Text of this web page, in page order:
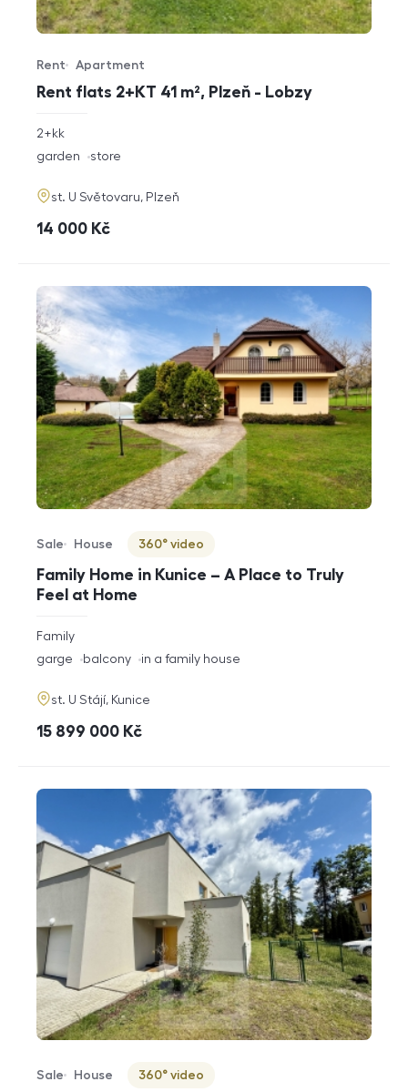
Rent flats 2+KT 41 m², Plzeň - Lobzy
Offer type
Rent
Property type
Apartment
rozměry
2+kk
funkce
garden store
adresa
st. U Světovaru, Plzeň
cena
14 000 Kč
Family Home in Kunice – A Place to Truly
Feel at Home
Offer type
Sale
Property type
House
Virtuální prohlídka
360° video
rozměry
disposition
Family
funkce
garge balcony in a family house
adresa
st. U Stájí, Kunice
cena
15 899 000 Kč
Offer type
Sale
Property type
House
Virtuální prohlídka
360° video